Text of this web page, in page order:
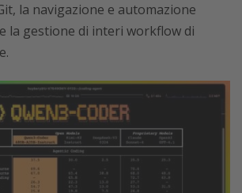
la navigazione e automazione
la gestione di interi workflow di